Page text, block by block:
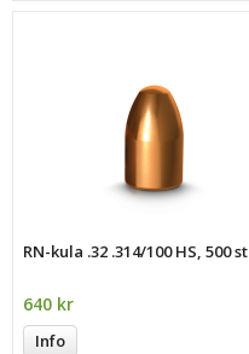
RN-kula .32 .314/100 HS, 500 st
640 kr
Info